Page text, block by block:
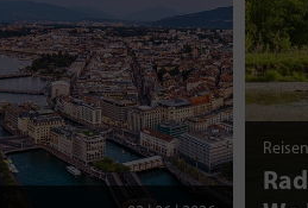
Reisen